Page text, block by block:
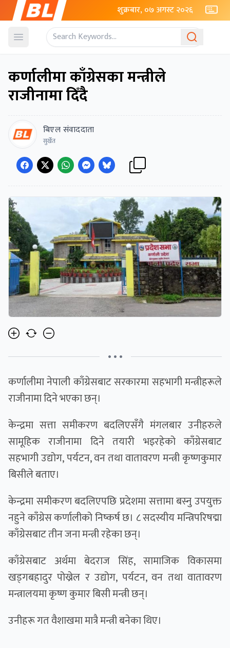
शुक्रबार, ०७ अगस्ट २०२६
Open menu
कर्णालीमा काँग्रेसका मन्त्रीले
राजीनामा दिँदै
बिएल संवाददाता
सुर्खेत
• • •
कर्णालीमा नेपाली काँग्रेसबाट सरकारमा सहभागी मन्त्रीहरूले
राजीनामा दिने भएका छन्।
केन्द्रमा सत्ता समीकरण बदलिएसँगै मंगलबार उनीहरुले
सामूहिक राजीनामा दिने तयारी भइरहेको काँग्रेसबाट
सहभागी उद्योग, पर्यटन, वन तथा वातावरण मन्त्री कृष्णकुमार
बिसीले बताए।
केन्द्रमा समीकरण बदलिएपछि प्रदेशमा सत्तामा बस्नु उपयुक्त
नहुने काँग्रेस कर्णालीको निष्कर्ष छ। ८ सदस्यीय मन्त्रिपरिषद्मा
काँग्रेसबाट तीन जना मन्त्री रहेका छन्।
काँग्रेसबाट अर्थमा बेदराज सिंह, सामाजिक विकासमा
खड्गबहादुर पोख्रेल र उद्योग, पर्यटन, वन तथा वातावरण
मन्त्रालयमा कृष्ण कुमार बिसी मन्त्री छन्।
उनीहरू गत वैशाखमा मात्रै मन्त्री बनेका थिए।